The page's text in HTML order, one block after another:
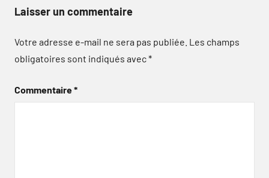
Laisser un commentaire
Votre adresse e-mail ne sera pas publiée. Les champs
obligatoires sont indiqués avec*
Commentaire*